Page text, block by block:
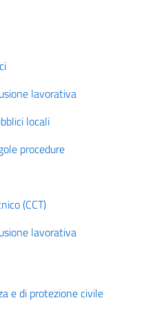
lavorativa
locali
procedure
(CCT)
lavorativa
e di protezione civile